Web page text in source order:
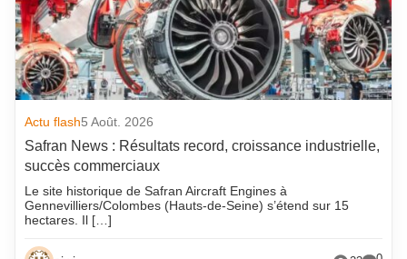
Actu flash5 Août. 2026
Safran News : Résultats record, croissance industrielle,
succès commerciaux
Le site historique de Safran Aircraft Engines à
Gennevilliers/Colombes (Hauts-de-Seine) s’étend sur 15
hectares. Il […]